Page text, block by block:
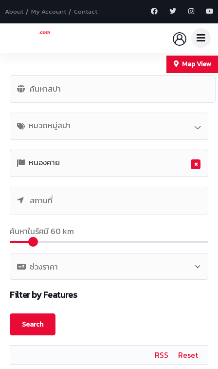
About My Account Contact
Map View
หมวดหมู่สปา
×
หนองคาย
ค้นหาในรัศมี 60 km
Filter by Features
Reset
RSS
−